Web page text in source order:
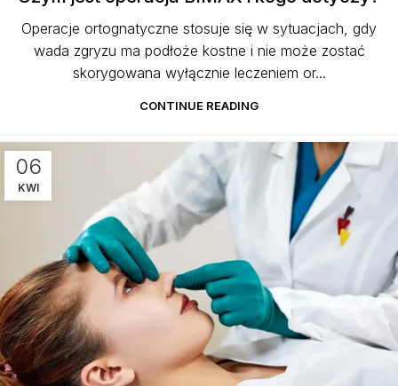
Operacje ortognatyczne stosuje się w sytuacjach, gdy
wada zgryzu ma podłoże kostne i nie może zostać
skorygowana wyłącznie leczeniem or...
CONTINUE READING
06
KWI